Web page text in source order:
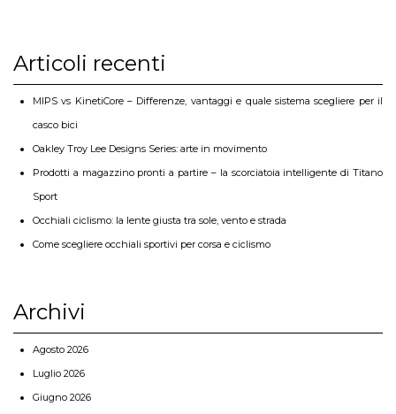
Articoli recenti
MIPS vs KinetiCore – Differenze, vantaggi e quale sistema scegliere per il
casco bici
Oakley Troy Lee Designs Series: arte in movimento
Prodotti a magazzino pronti a partire – la scorciatoia intelligente di Titano
Sport
Occhiali ciclismo: la lente giusta tra sole, vento e strada
Come scegliere occhiali sportivi per corsa e ciclismo
Archivi
Agosto 2026
Luglio 2026
Giugno 2026